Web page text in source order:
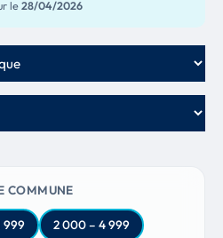
le 28/04/2026
COMMUNE
999 2 000 – 4 999